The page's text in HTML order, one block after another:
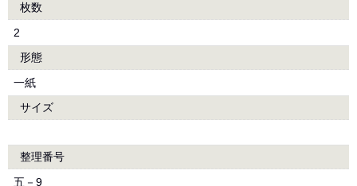
枚数
2
形態
一紙
サイズ
整理番号
五－9